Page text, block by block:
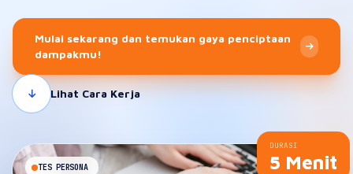
Mulai sekarang dan temukan gaya penciptaan
dampakmu!
Lihat Cara Kerja
TES PERSONA
DURASI
5 Menit